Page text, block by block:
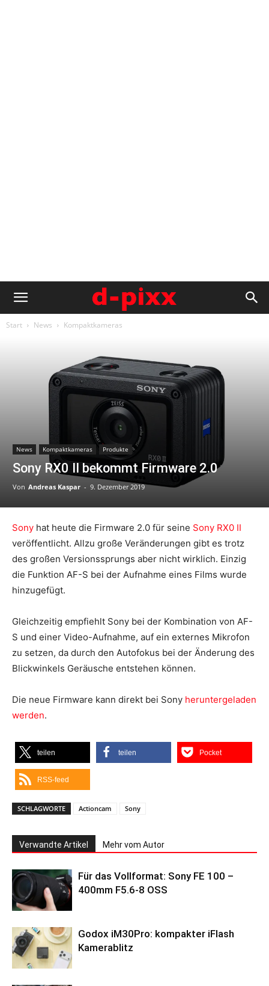
Start News Kompaktkameras
News Kompaktkameras Produkte
Sony RX0 II bekommt Firmware 2.0
Von Andreas Kaspar - 9. Dezember 2019
Sony hat heute die Firmware 2.0 für seine Sony RX0 II
veröffentlicht. Allzu große Veränderungen gibt es trotz
des großen Versionssprungs aber nicht wirklich. Einzig
die Funktion AF-S bei der Aufnahme eines Films wurde
hinzugefügt.
Gleichzeitig empfiehlt Sony bei der Kombination von AF-
S und einer Video-Aufnahme, auf ein externes Mikrofon
zu setzen, da durch den Autofokus bei der Änderung des
Blickwinkels Geräusche entstehen können.
Die neue Firmware kann direkt bei Sony heruntergeladen
werden.
teilen teilen Pocket
RSS-feed
SCHLAGWORTE Actioncam Sony
Verwandte Artikel Mehr vom Autor
Für das Vollformat: Sony FE 100 –
400mm F5.6-8 OSS
Godox iM30Pro: kompakter iFlash
Kamerablitz